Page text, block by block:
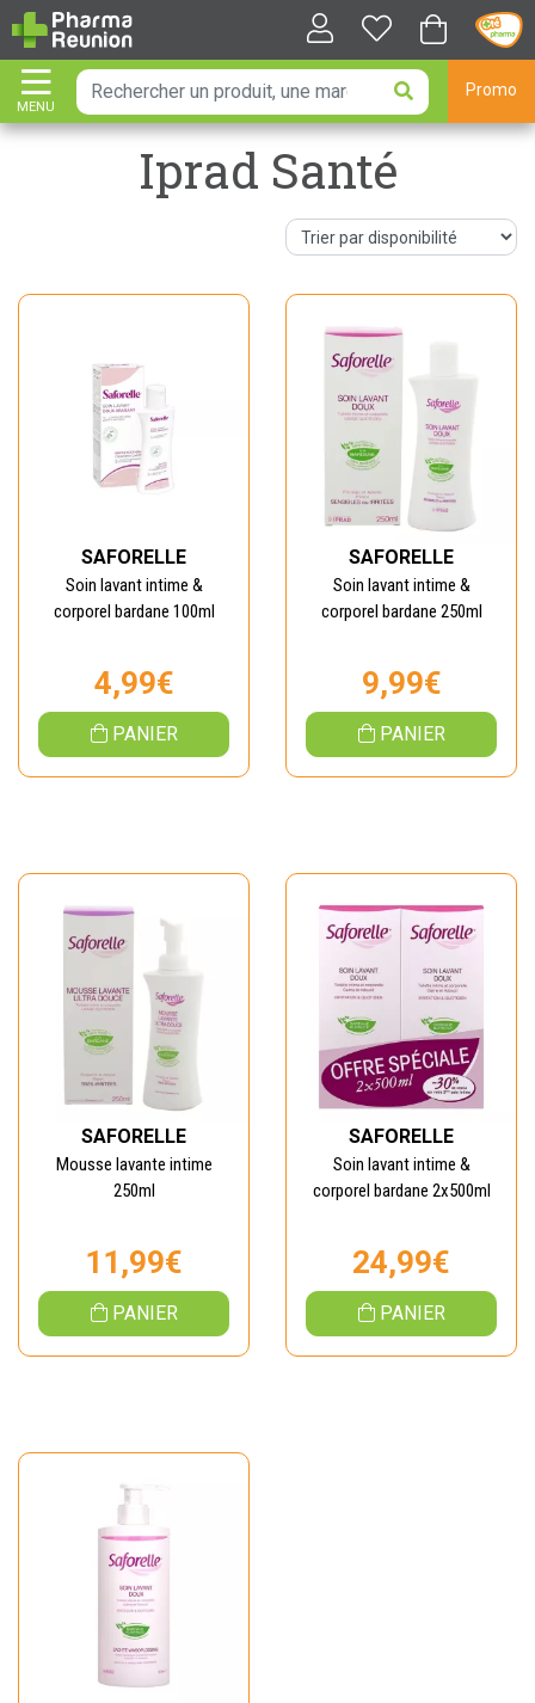
MENU
AFFICHER LA NAVIGATION
Promo
Iprad Santé
SAFORELLE
Soin lavant intime &
corporel bardane 100ml
4,99€
PANIER
SAFORELLE
Soin lavant intime &
corporel bardane 250ml
9,99€
PANIER
SAFORELLE
Mousse lavante intime
250ml
11,99€
PANIER
SAFORELLE
Soin lavant intime &
corporel bardane 2x500ml
24,99€
PANIER